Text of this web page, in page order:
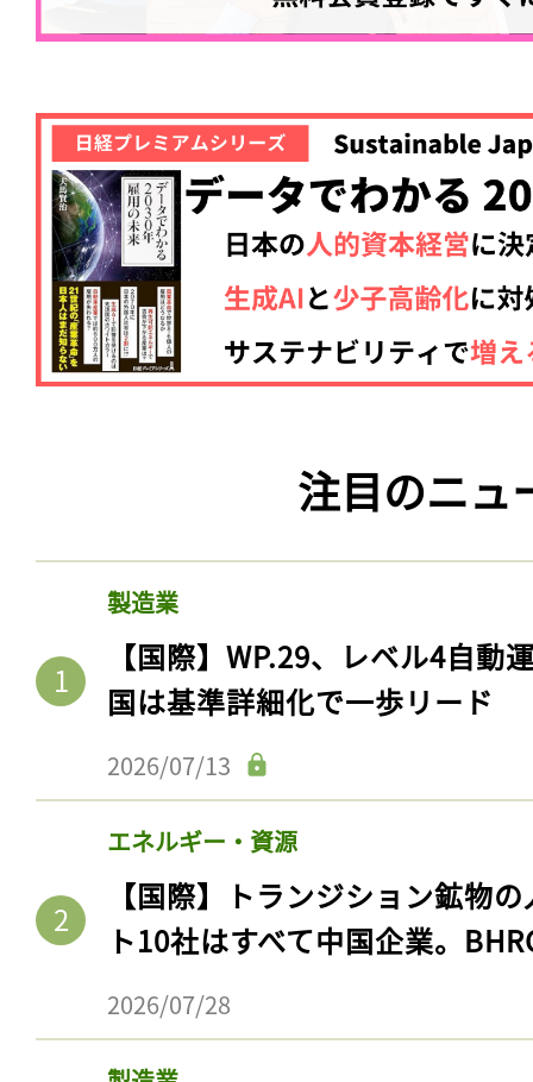
注目のニュ
製造業
【国際】WP.29、レベル4自動
国は基準詳細化で一歩リード
2026/07/13
エネルギー・資源
【国際】トランジション鉱物
ト10社はすべて中国企業。
2026/07/28